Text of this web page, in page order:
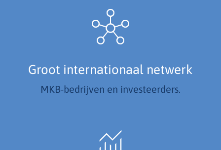
Groot internationaal netwerk
MKB-bedrijven en investeerders.